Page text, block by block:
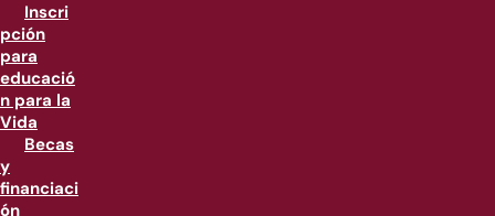
Inscri
pción
para
educació
n para la
Vida
Becas
y
financiaci
ón